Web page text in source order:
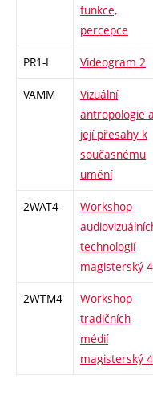
funkce,
percepce
PR1-L Videogram 2
VAMM
Vizuální
antropologie a
její přesahy k
současnému
umění
2WAT4
Workshop
technologií
magisterský 4
2WTM4
Workshop
tradičních
médií
magisterský 4